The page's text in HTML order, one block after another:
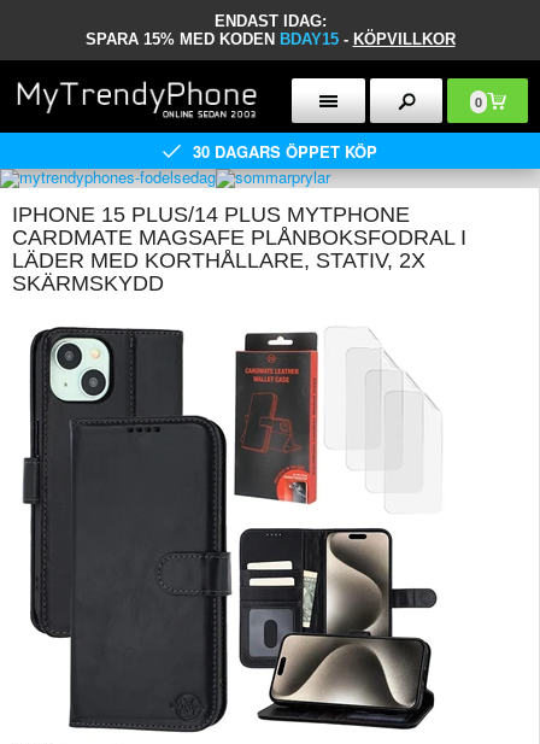
ENDAST IDAG:
SPARA 15% MED KODEN BDAY15 - KÖPVILLKOR
0
30 DAGARS ÖPPET KÖP
IPHONE 15 PLUS/14 PLUS MYTPHONE
CARDMATE MAGSAFE PLÅNBOKSFODRAL I
LÄDER MED KORTHÅLLARE, STATIV, 2X
SKÄRMSKYDD